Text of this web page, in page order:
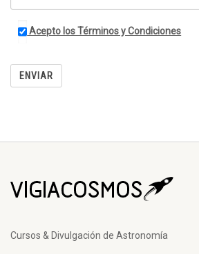
Acepto los Términos y Condiciones
Cursos & Divulgación de Astronomía